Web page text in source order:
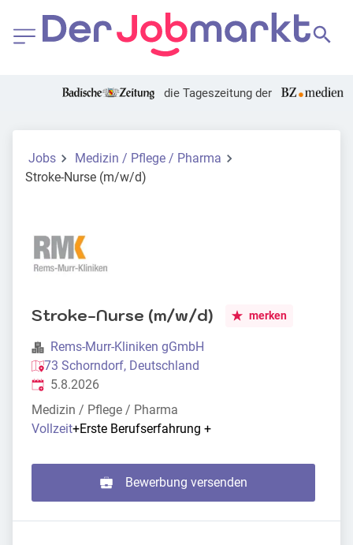
die Tageszeitung der
Jobs
Medizin / Pflege / Pharma
Stroke-Nurse (m/w/d)
Stroke-Nurse (m/w/d) merken
Rems-Murr-Kliniken gGmbH
73 Schorndorf, Deutschland
Veröffentlicht
5.8.2026
Medizin / Pflege / Pharma
Vollzeit+Erste Berufserfahrung +
Bewerbung versenden